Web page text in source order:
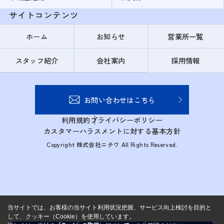
サイトコンテンツ
ホーム お知らせ 営業所一覧
スタッフ紹介 会社案内 採用情報
お問い合わせはこちら
利用規約プライバシーポリシー
カスタマーハラスメントに対する基本方針
Copyright 株式会社ニチワ All Rights Reserved.
当サイトでは、お客様の当サイト利用状況把握、サービス向上検討を目的と
して、クッキー（Cookie）を使用しています。